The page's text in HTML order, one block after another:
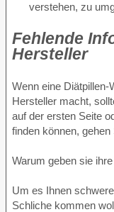
verstehen, zu
Fehlende
Hersteller
Wenn eine Diätpillen-
Hersteller macht,
auf der ersten Seite
finden können, gehen
Warum geben sie
Um es Ihnen
Schliche kommen